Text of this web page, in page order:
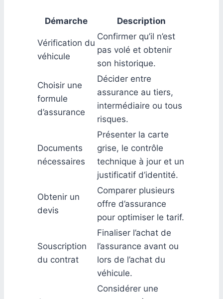
Démarche Description
Vérification du
véhicule
Confirmer qu’il n’est
pas volé et obtenir
son historique.
Choisir une
formule
d’assurance
Décider entre
assurance au tiers,
intermédiaire ou tous
risques.
Documents
nécessaires
Présenter la carte
grise, le contrôle
technique à jour et un
justificatif d’identité.
Obtenir un
devis
Comparer plusieurs
offre d’assurance
pour optimiser le tarif.
Souscription
du contrat
Finaliser l’achat de
l’assurance avant ou
lors de l’achat du
véhicule.
Considérer une